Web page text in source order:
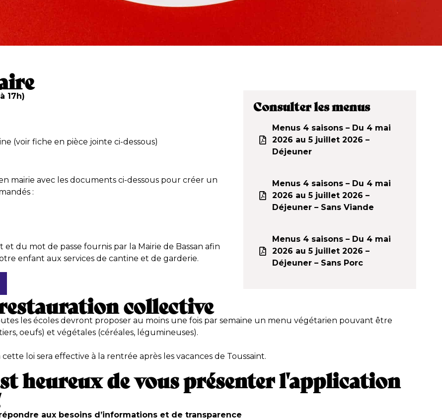
17h)
(voir fiche en pièce jointe ci-dessous)
mairie avec les documents ci-dessous pour créer un
:
et du mot de passe fournis par la Mairie de Bassan afin
enfant aux services de cantine et de garderie.
Consulter les menus
Menus 4 saisons – Du 4 mai
2026 au 5 juillet 2026 –
Déjeuner
Menus 4 saisons – Du 4 mai
2026 au 5 juillet 2026 –
Déjeuner – Sans Viande
Menus 4 saisons – Du 4 mai
2026 au 5 juillet 2026 –
Déjeuner – Sans Porc
collective
les écoles devront proposer au moins une fois par semaine un menu végétarien pouvant être
oeufs) et végétales (céréales, légumineuses).
loi sera effective à la rentrée après les vacances de Toussaint.
heureux de vous présenter l'application
aux besoins d’informations et de transparence